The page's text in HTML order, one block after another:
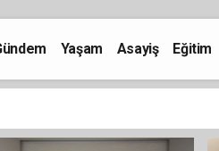
Yaşam Asayiş Eğitim